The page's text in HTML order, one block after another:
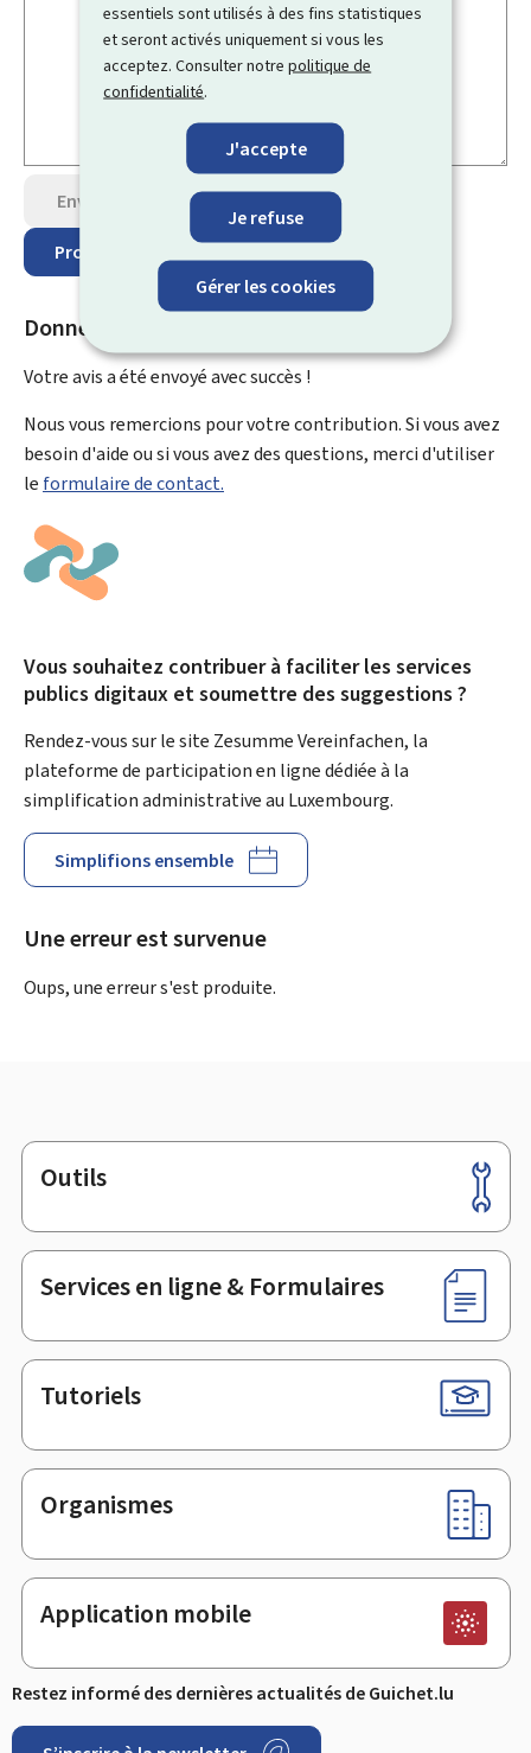
essentiels sont utilisés à des fins statistiques
et seront activés uniquement si vous les
acceptez. Consulter notrepolitique de
confidentialité.
J'accepte
Je refuse
Gérer les cookies
Envoyer votre avis
Protection des données
Donnez un avis sur cette page
Votre avis a été envoyé avecsuccès !
Nous vous remercions pour votre contribution. Si vous avez
besoin d'aide ou si vous avez des questions, merci d'utiliser
le formulaire de contact.
Vous souhaitez contribuer à faciliter les services
publics digitaux et soumettre des suggestions ?
Rendez-vous sur le site Zesumme Vereinfachen, la
plateforme de participation en ligne dédiée à la
simplification administrative au Luxembourg.
Simplifions ensemble
Une erreur est survenue
Oups, une erreur s'est produite.
Pied
de
page
Outils
Services en ligne & Formulaires
Tutoriels
Organismes
Application mobile
Restez informé des dernières actualités de Guichet.lu